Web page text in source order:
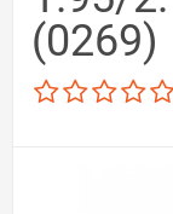
(0269)